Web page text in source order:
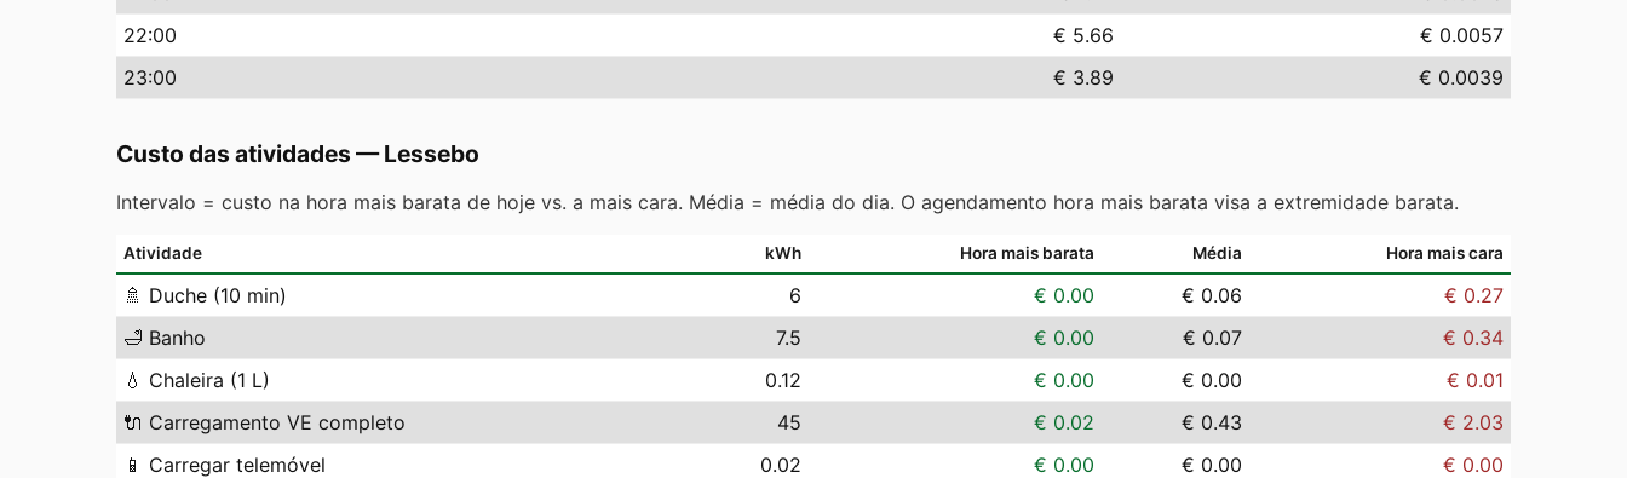
22:00 € 5.66
€ 0.0057
23:00 € 3.89 € 0.0039
Custo das atividades —Lessebo
Intervalo = custo na hora mais barata de hoje vs. a mais cara. Média = média do dia. O agendamento hora mais barata visa a extremidade barata.
Atividade kWh Hora mais barata Média Hora mais cara
🚿 Duche (10 min) 6 € 0.00 € 0.06
€ 0.27
🛁 Banho 7.5 € 0.00 € 0.07
€ 0.34
💧 Chaleira (1 L) 0.12 € 0.00 € 0.00
€ 0.01
🔌 Carregamento VE completo 45 € 0.02 € 0.43
€ 2.03
📱 Carregar telemóvel 0.02 € 0.00 € 0.00
€ 0.00